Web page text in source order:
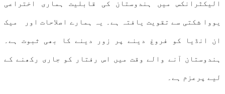
الیکٹرانکس میں ہندوستان کی قابلیت ہماری اختراعی
یووا شکتی سے تقویت یافتہ ہے۔ یہ ہمارے اصلاحات اور میک
ان انڈیا کو فروغ دینے پر زور دینے کا بھی ثبوت ہے۔
ہندوستان آنے والے وقت میں اس رفتار کو جاری رکھنے کے
لیے پرعزم ہے۔